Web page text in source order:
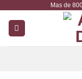
contenido
Mas de